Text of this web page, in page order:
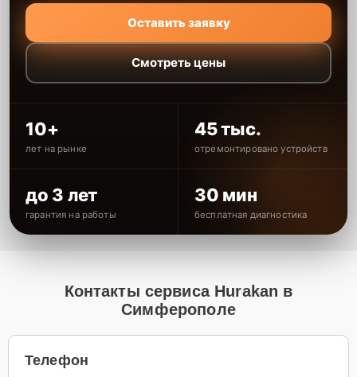
Оставить заявку
Смотреть цены
10+
лет на рынке
45 тыс.
отремонтировано устройств
до 3 лет
гарантия на работы
30 мин
бесплатная диагностика
Контакты сервиса Hurakan в
Симферополе
Телефон